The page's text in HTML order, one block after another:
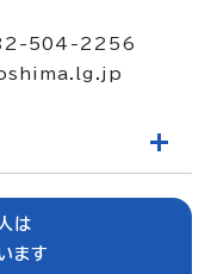
504-2256
は
ます